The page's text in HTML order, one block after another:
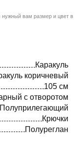
нужный вам размер и цвет в
Каракуль
коричневый
105 см
с отворотом
Полуприлегающий
Крючки
Полуреглан